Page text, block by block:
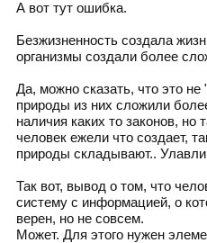
А вот тут ошибка.
Безжизненность создала
организмы создали более
Да, можно сказать, что это
природы из них сложили
наличия каких то законов, но
человек ежели что создает,
природы складывают..
Так вот, вывод о том, что
систему с информацией, о
верен, но не совсем.
Может. Для этого нужен